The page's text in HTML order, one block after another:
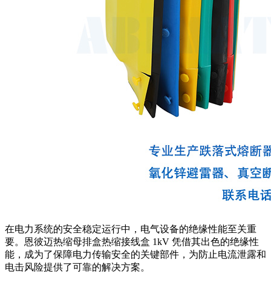
在电力系统的安全稳定运行中，电气设备的绝缘性能至关重
要。恩彼迈热缩母排盒热缩接线盒 1kV 凭借其出色的绝缘性
能，成为了保障电力传输安全的关键部件，为防止电流泄露和
电击风险提供了可靠的解决方案。